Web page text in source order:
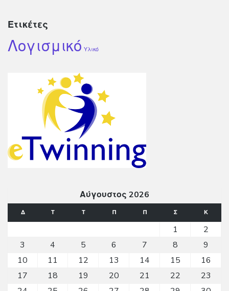
Ετικέτες
Λογισμικό Υλικό
Αύγουστος 2026
Δ Τ Τ Π Π Σ Κ
1
2
3
4 5 6 7 8
9
10
11 12 13 14 15
16
17
18 19 20 21 22
23